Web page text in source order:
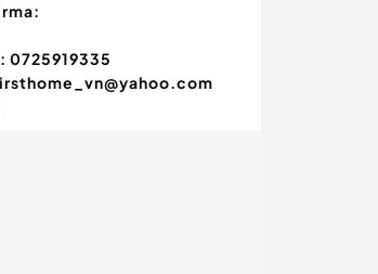
0725919335